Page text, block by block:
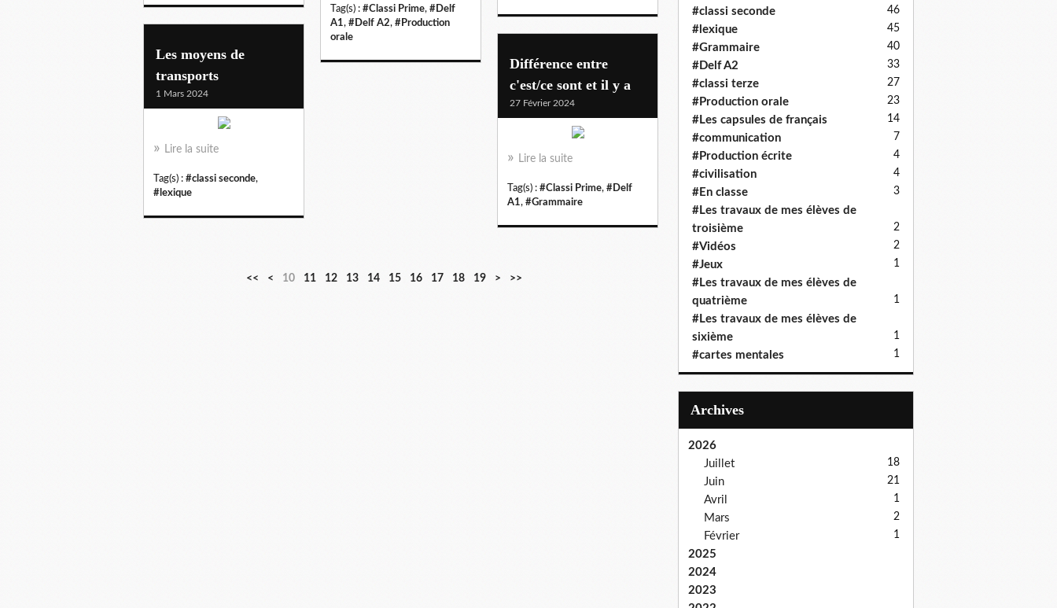
Tag(s) : #Classi Prime, #Delf
A1, #Delf A2, #Production
orale
Les moyens de
transports
1 Mars 2024
Lire la suite
Tag(s) : #classi seconde,
#lexique
Différence entre
c'est/ce sont et il y a
27 Février 2024
Lire la suite
Tag(s) : #Classi Prime, #Delf
A1, #Grammaire
<< < 10 11 12 13 14 15 16 17 18 19 > >>
#classi seconde 46
#lexique 45
#Grammaire 40
#Delf A2 33
#classi terze 27
#Production orale 23
#Les capsules de français 14
#communication 7
#Production écrite 4
#civilisation 4
#En classe 3
#Les travaux de mes élèves de
troisième
2
#Vidéos 2
#Jeux 1
#Les travaux de mes élèves de
quatrième
1
#Les travaux de mes élèves de
sixième
1
#cartes mentales 1
Archives
2026
Juillet
18
Juin 21
Avril 1
Mars 2
Février 1
2025
2024
2023